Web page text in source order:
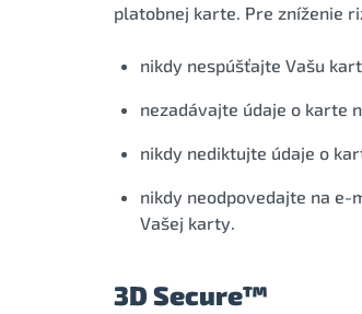
platobnej karte. Pre zníženie
nikdy nespúšťajte Vašu
nezadávajte údaje o karte
nikdy nediktujte údaje o
nikdy neodpovedajte na e-
Vašej karty.
3D Secure™